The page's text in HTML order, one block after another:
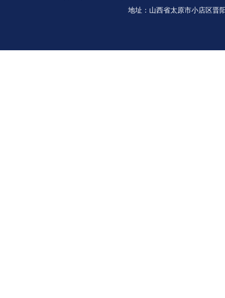
地址：山西省太原市小店区